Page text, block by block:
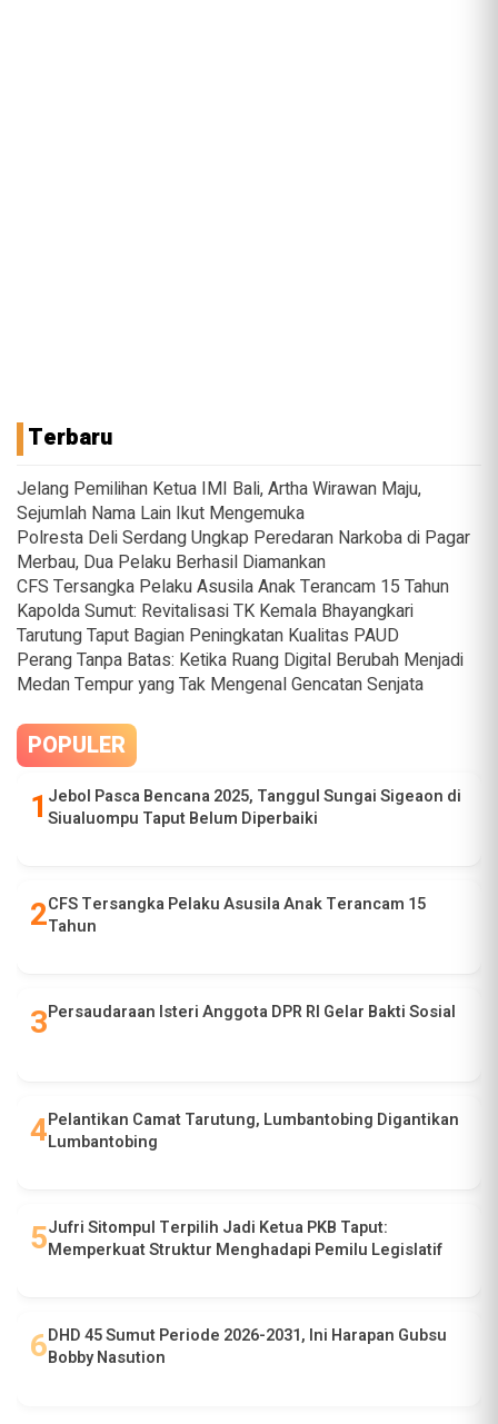
Terbaru
Jelang Pemilihan Ketua IMI Bali, Artha Wirawan Maju,
Sejumlah Nama Lain Ikut Mengemuka
Polresta Deli Serdang Ungkap Peredaran Narkoba di Pagar
Merbau, Dua Pelaku Berhasil Diamankan
CFS Tersangka Pelaku Asusila Anak Terancam 15 Tahun
Kapolda Sumut: Revitalisasi TK Kemala Bhayangkari
Tarutung Taput Bagian Peningkatan Kualitas PAUD
Perang Tanpa Batas: Ketika Ruang Digital Berubah Menjadi
Medan Tempur yang Tak Mengenal Gencatan Senjata
POPULER
Jebol Pasca Bencana 2025, Tanggul Sungai Sigeaon di
Siualuompu Taput Belum Diperbaiki
CFS Tersangka Pelaku Asusila Anak Terancam 15
Tahun
Persaudaraan Isteri Anggota DPR RI Gelar Bakti Sosial
Pelantikan Camat Tarutung, Lumbantobing Digantikan
Lumbantobing
Jufri Sitompul Terpilih Jadi Ketua PKB Taput:
Memperkuat Struktur Menghadapi Pemilu Legislatif
DHD 45 Sumut Periode 2026-2031, Ini Harapan Gubsu
Bobby Nasution